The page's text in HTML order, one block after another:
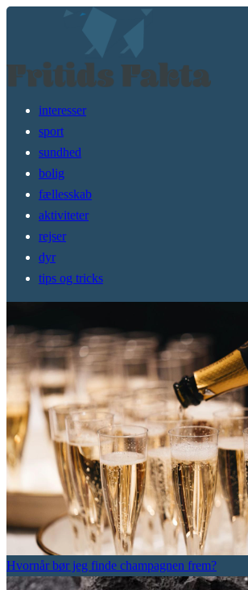
interesser
sport
sundhed
bolig
fællesskab
aktiviteter
rejser
dyr
tips og tricks
Hvornår bør jeg finde champagnen frem?